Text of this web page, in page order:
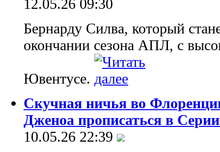
12.05.26 09:30
Бернарду Силва, который
окончании сезона АПЛ, с
Ювентусе.
Скучная ничья во
Дженоа прописаться в
10.05.26 22:39